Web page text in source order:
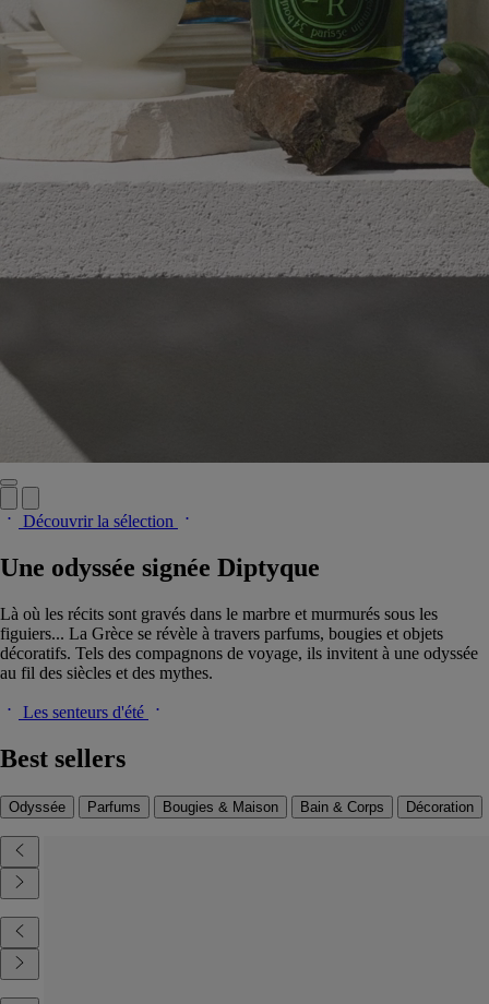
Découvrir la sélection
Une odyssée signée Diptyque
Là où les récits sont gravés dans le marbre et murmurés sous les
figuiers... La Grèce se révèle à travers parfums, bougies et objets
décoratifs. Tels des compagnons de voyage, ils invitent à une odyssée
au fil des siècles et des mythes.
Les senteurs d'été
Best sellers
Odyssée Parfums Bougies & Maison Bain & Corps Décoration